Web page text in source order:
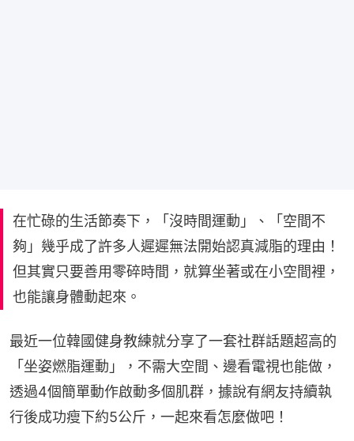
在忙碌的生活節奏下，「沒時間運動」、「空間不
夠」幾乎成了許多人遲遲無法開始認真減脂的理由！
但其實只要善用零碎時間，就算坐著或在小空間裡，
也能讓身體動起來。
最近一位韓國健身教練就分享了一套社群話題超高的
「坐姿燃脂運動」，不需大空間、邊看電視也能做，
透過4個簡單動作啟動多個肌群，據說有網友持續執
行後成功瘦下約5公斤，一起來看怎麼做吧！